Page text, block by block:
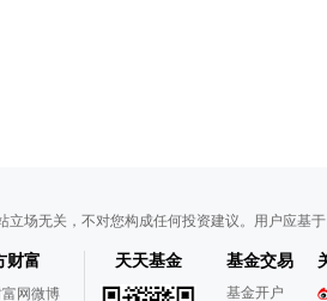
场无关，不对您构成任何投资建议。用户应基
财富
网微博
天天基金 基金交易
基金开户